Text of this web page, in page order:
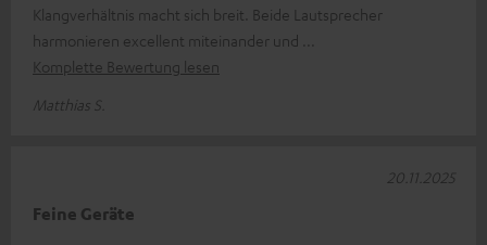
Klangverhältnis macht sich breit. Beide Lautsprecher
harmonieren excellent miteinander und
Komplette Bewertung lesen
Matthias S.
Feine Geräte
20.11.2025